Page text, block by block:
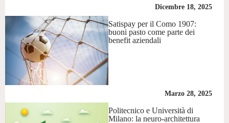
Dicembre 18, 2025
Satispay per il Como 1907:
buoni pasto come parte dei
benefit aziendali
Marzo 28, 2025
Politecnico e Università di
Milano: la neuro-architettura